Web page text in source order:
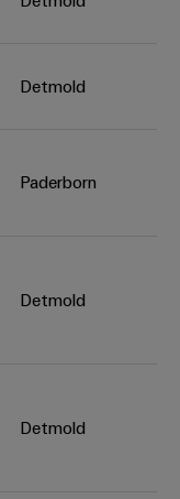
Detmold
Paderborn
Detmold
Detmold